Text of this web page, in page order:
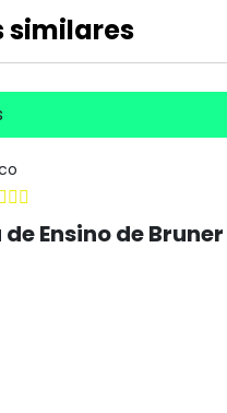
similares
Ensino de Bruner